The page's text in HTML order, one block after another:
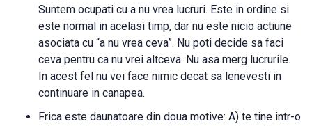
Suntem ocupati cu a nu vrea lucruri. Este in ordine si
este normal in acelasi timp, dar nu este nicio actiune
asociata cu “a nu vrea ceva”. Nu poti decide sa faci
ceva pentru ca nu vrei altceva. Nu asa merg lucrurile.
In acest fel nu vei face nimic decat sa lenevesti in
continuare in canapea.
Frica este daunatoare din doua motive: A) te tine intr-o